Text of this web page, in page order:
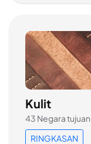
Kulit
43 Negara tujuan
RINGKASAN